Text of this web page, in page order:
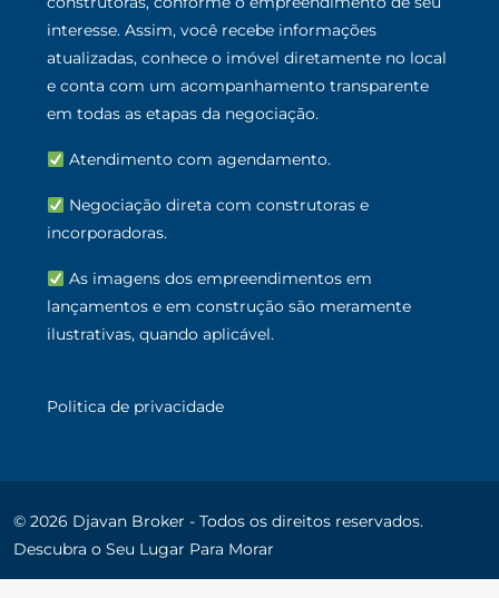
interesse. Assim, você recebe informações
atualizadas, conhece o imóvel diretamente no local
e conta com um acompanhamento transparente
em todas as etapas da negociação.
Atendimento com agendamento.
Negociação direta com construtoras e
incorporadoras.
As imagens dos empreendimentos em
lançamentos e em construção são meramente
ilustrativas, quando aplicável.
Politica de privacidade
© 2026 Djavan Broker - Todos os direitos reservados.
Descubra o Seu Lugar Para Morar